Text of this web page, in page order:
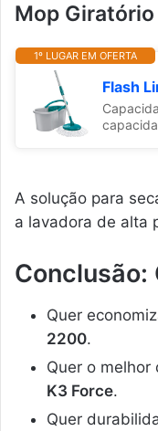
Mop
1º LUGAR EM OFERTA
A solução para
a lavadora de alta
Conclusão:
Quer
2200.
Quer o melhor
K3 Force.
Quer